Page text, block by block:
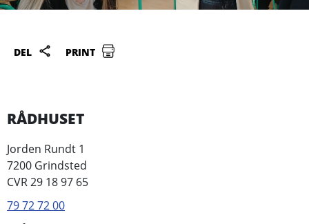
DEL PRINT
RÅDHUSET
Jorden Rundt 1
7200 Grindsted
CVR 29 18 97 65
79 72 72 00